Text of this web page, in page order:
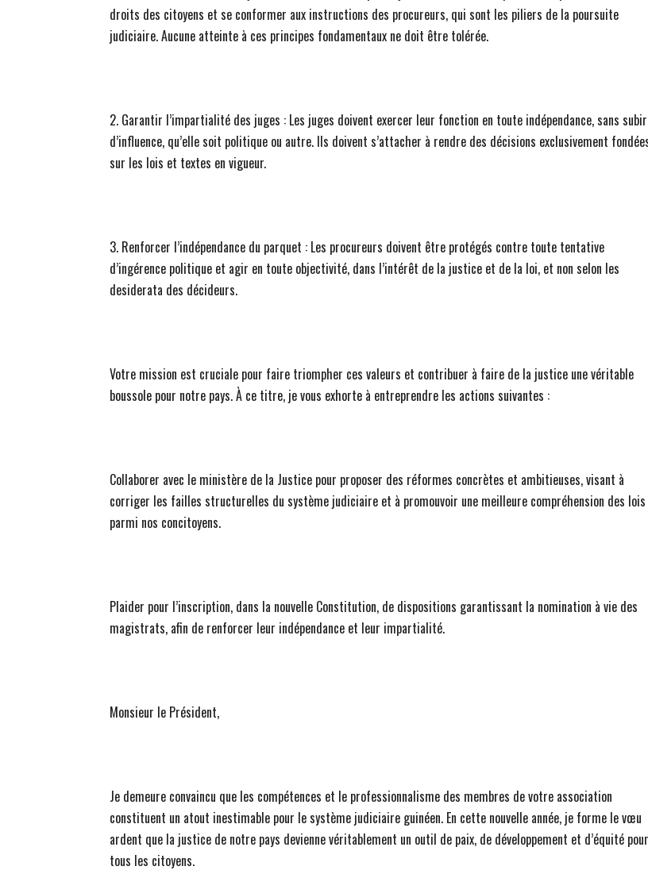
droits des citoyens et se conformer aux instructions des procureurs, qui sont les piliers de la poursuite
judiciaire. Aucune atteinte à ces principes fondamentaux ne doit être tolérée.
2. Garantir l’impartialité des juges : Les juges doivent exercer leur fonction en toute indépendance, sans subir
d’influence, qu’elle soit politique ou autre. Ils doivent s’attacher à rendre des décisions exclusivement
sur les lois et textes en vigueur.
3. Renforcer l’indépendance du parquet : Les procureurs doivent être protégés contre toute tentative
d’ingérence politique et agir en toute objectivité, dans l’intérêt de la justice et de la loi, et non selon les
desiderata des décideurs.
Votre mission est cruciale pour faire triompher ces valeurs et contribuer à faire de la justice une véritable
boussole pour notre pays. À ce titre, je vous exhorte à entreprendre les actions suivantes :
Collaborer avec le ministère de la Justice pour proposer des réformes concrètes et ambitieuses, visant à
corriger les failles structurelles du système judiciaire et à promouvoir une meilleure compréhension des lois
parmi nos concitoyens.
Plaider pour l’inscription, dans la nouvelle Constitution, de dispositions garantissant la nomination à vie des
magistrats, afin de renforcer leur indépendance et leur impartialité.
Monsieur le Président,
Je demeure convaincu que les compétences et le professionnalisme des membres de votre association
constituent un atout inestimable pour le système judiciaire guinéen. En cette nouvelle année, je forme le vœu
ardent que la justice de notre pays devienne véritablement un outil de paix, de développement et d’équité pour
tous les citoyens.